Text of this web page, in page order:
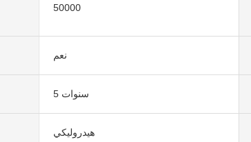
50000
نعم
5 سنوات
هيدروليكي